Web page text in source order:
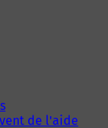
de l'aide